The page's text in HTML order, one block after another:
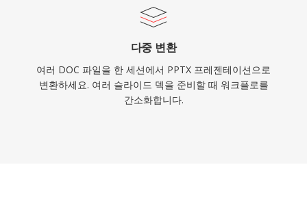
다중 변환
여러 DOC 파일을 한 세션에서 PPTX 프레젠테이션으로
변환하세요. 여러 슬라이드 덱을 준비할 때 워크플로를
간소화합니다.